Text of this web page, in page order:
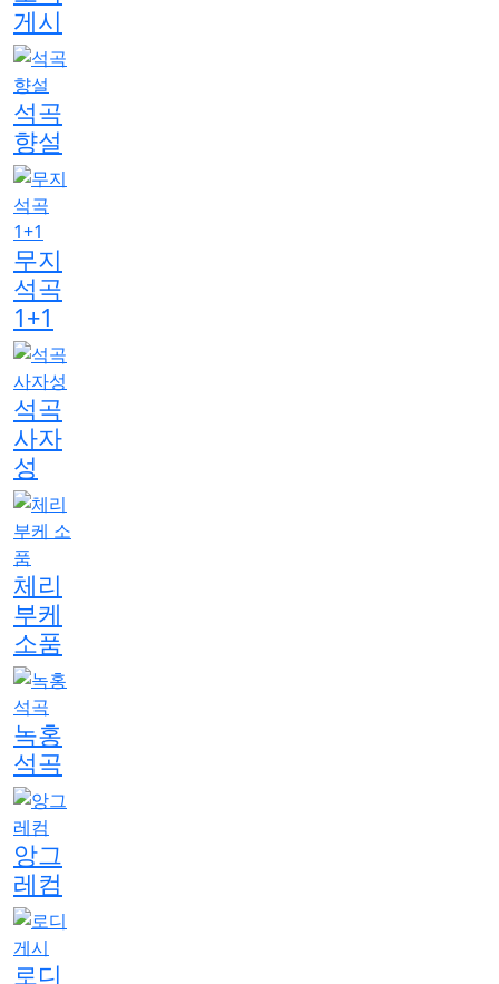
게시
석곡
향설
무지
석곡
1+1
석곡
사자
성
체리
부케
소품
녹홍
석곡
앙그
레컴
로디